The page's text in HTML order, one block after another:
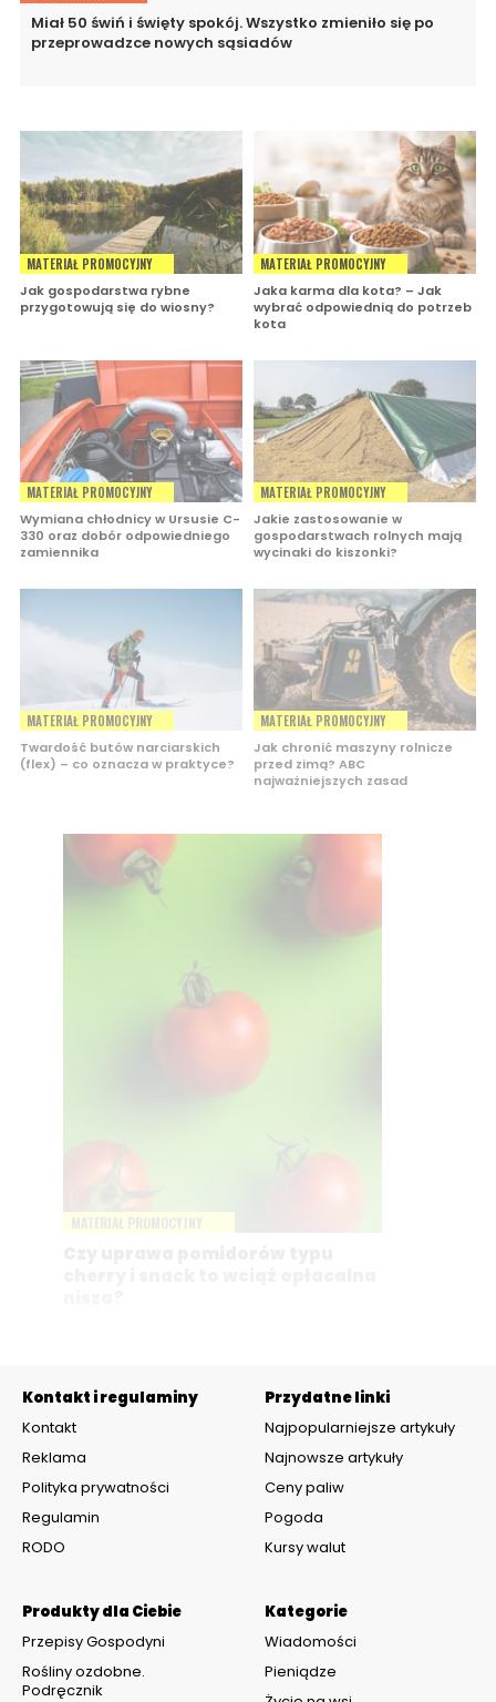
Miał 50 świń i święty spokój. Wszystko zmieniło się po
przeprowadzce nowych sąsiadów
MATERIAŁ PROMOCYJNY
Jak gospodarstwa rybne
przygotowują się do wiosny?
MATERIAŁ PROMOCYJNY
Jaka karma dla kota? – Jak
wybrać odpowiednią do potrzeb
kota
MATERIAŁ PROMOCYJNY
Wymiana chłodnicy w Ursusie C-
330 oraz dobór odpowiedniego
zamiennika
MATERIAŁ PROMOCYJNY
Jakie zastosowanie w
gospodarstwach rolnych mają
wycinaki do kiszonki?
MATERIAŁ PROMOCYJNY
Twardość butów narciarskich
(flex) – co oznacza w praktyce?
MATERIAŁ PROMOCYJNY
Jak chronić maszyny rolnicze
przed zimą? ABC
najważniejszych zasad
Kontakt i regulaminy
Kontakt
Reklama
Polityka prywatności
Regulamin
RODO
Kategorie
Wiadomości
Pieniądze
Produkty dla Ciebie
Przepisy Gospodyni
Rośliny ozdobne.
Podręcznik
Przydatne linki
Najpopularniejsze artykuły
Najnowsze artykuły
Ceny paliw
Pogoda
Kursy walut